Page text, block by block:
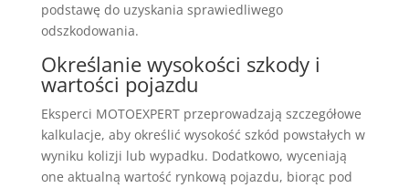
podstawę do uzyskania sprawiedliwego
odszkodowania.
Określanie wysokości szkody i
wartości pojazdu
Eksperci MOTOEXPERT przeprowadzają szczegółowe
kalkulacje, aby określić wysokość szkód powstałych w
wyniku kolizji lub wypadku. Dodatkowo, wyceniają
one aktualną wartość rynkową pojazdu, biorąc pod